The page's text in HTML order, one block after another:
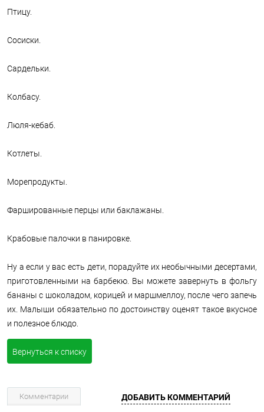
Птицу.
Сосиски.
Сардельки.
Колбасу.
Люля-кебаб.
Котлеты.
Морепродукты.
Фаршированные перцы или баклажаны.
Крабовые палочки в панировке.
Ну а если у вас есть дети, порадуйте их необычными десертами,
приготовленными на барбекю. Вы можете завернуть в фольгу
бананы с шоколадом, корицей и маршмеллоу, после чего запечь
их. Малыши обязательно по достоинству оценят такое вкусное
и полезное блюдо.
Вернуться к списку
Комментарии ДОБАВИТЬ КОММЕНТАРИЙ